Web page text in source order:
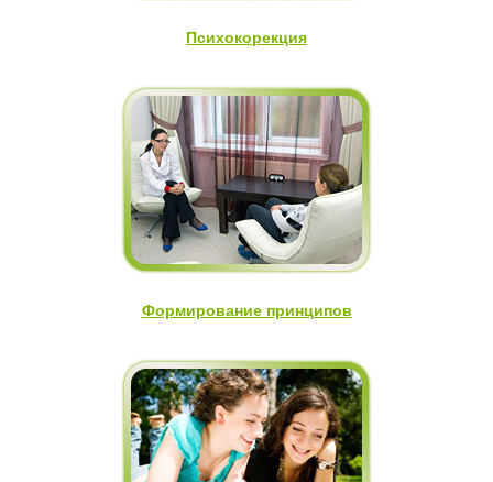
Психокорекция
Формирование принципов